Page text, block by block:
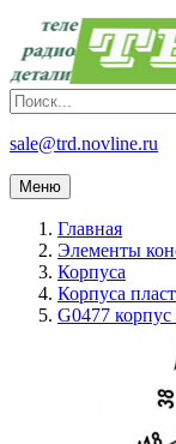
sale@trd.novline.ru
Меню
Главная
Элементы
Корпуса
Корпуса
G0477